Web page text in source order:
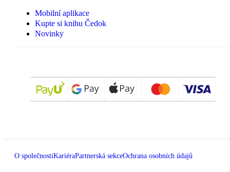
Mobilní aplikace
Kupte si knihu Čedok
Novinky
O společnostiKariéraPartnerská sekceOchrana osobních údajů